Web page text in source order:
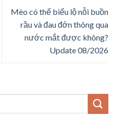
Mèo có thể biểu lộ nỗi buồn
rầu và đau đớn thông qua
nước mắt được không?
Update 08/2026